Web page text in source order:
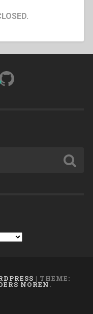
| THEME:
NOREN.